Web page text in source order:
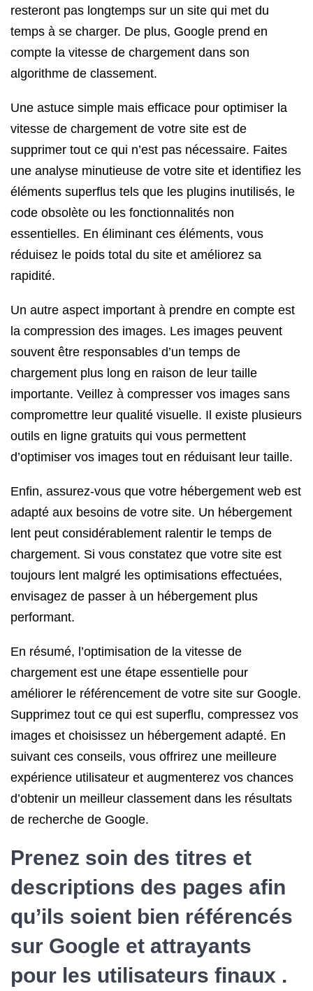
resteront pas longtemps sur un site qui met du
temps à se charger. De plus, Google prend en
compte la vitesse de chargement dans son
algorithme de classement.
Une astuce simple mais efficace pour optimiser la
vitesse de chargement de votre site est de
supprimer tout ce qui n’est pas nécessaire. Faites
une analyse minutieuse de votre site et identifiez les
éléments superflus tels que les plugins inutilisés, le
code obsolète ou les fonctionnalités non
essentielles. En éliminant ces éléments, vous
réduisez le poids total du site et améliorez sa
rapidité.
Un autre aspect important à prendre en compte est
la compression des images. Les images peuvent
souvent être responsables d’un temps de
chargement plus long en raison de leur taille
importante. Veillez à compresser vos images sans
compromettre leur qualité visuelle. Il existe plusieurs
outils en ligne gratuits qui vous permettent
d’optimiser vos images tout en réduisant leur taille.
Enfin, assurez-vous que votre hébergement web est
adapté aux besoins de votre site. Un hébergement
lent peut considérablement ralentir le temps de
chargement. Si vous constatez que votre site est
toujours lent malgré les optimisations effectuées,
envisagez de passer à un hébergement plus
performant.
En résumé, l’optimisation de la vitesse de
chargement est une étape essentielle pour
améliorer le référencement de votre site sur Google.
Supprimez tout ce qui est superflu, compressez vos
images et choisissez un hébergement adapté. En
suivant ces conseils, vous offrirez une meilleure
expérience utilisateur et augmenterez vos chances
d’obtenir un meilleur classement dans les résultats
de recherche de Google.
Prenez soin des titres et
descriptions des pages afin
qu’ils soient bien référencés
sur Google et attrayants
pour les utilisateurs finaux .